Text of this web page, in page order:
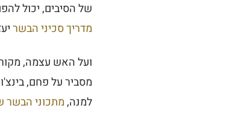
של הסיבים, יכול
מדריך סכיני הבשר
ועל האש עצמה,
מסביר על פחם,
למנה,מתכוני הבשר